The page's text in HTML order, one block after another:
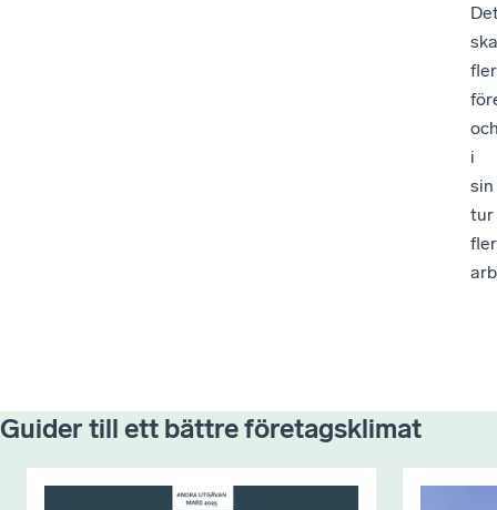
fler
i
sin
tur
fler
Guider till ett bättre företagsklimat